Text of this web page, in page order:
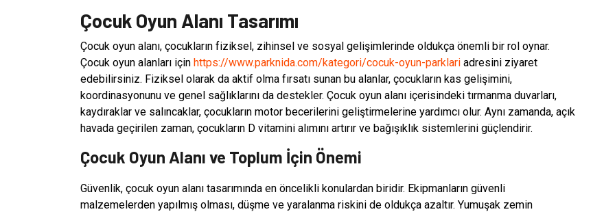
Çocuk Oyun Alanı Tasarımı
Çocuk oyun alanı, çocukların fiziksel, zihinsel ve sosyal gelişimlerinde oldukça önemli bir rol oynar.
Çocuk oyun alanları için https://www.parknida.com/kategori/cocuk-oyun-parklari adresini ziyaret
edebilirsiniz. Fiziksel olarak da aktif olma fırsatı sunan bu alanlar, çocukların kas gelişimini,
koordinasyonunu ve genel sağlıklarını da destekler. Çocuk oyun alanı içerisindeki tırmanma duvarları,
kaydıraklar ve salıncaklar, çocukların motor becerilerini geliştirmelerine yardımcı olur. Aynı zamanda, açık
havada geçirilen zaman, çocukların D vitamini alımını artırır ve bağışıklık sistemlerini güçlendirir.
Çocuk Oyun Alanı ve Toplum İçin Önemi
Güvenlik, çocuk oyun alanı tasarımında en öncelikli konulardan biridir. Ekipmanların güvenli
malzemelerden yapılmış olması, düşme ve yaralanma riskini de oldukça azaltır. Yumuşak zemin